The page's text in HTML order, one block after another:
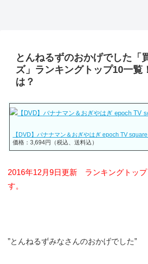
とんねるずのおかげでした「
ズ」ランキングトップ10一覧
は？
【DVD】バナナマン＆おぎやはぎ epoch TV
価格：3,694円（税込、送料込）
2016年12月9日更新 ランキングトップ
す。
”とんねるずみなさんのおかげでした”